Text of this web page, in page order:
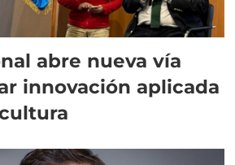
abre nueva vía
innovación aplicada